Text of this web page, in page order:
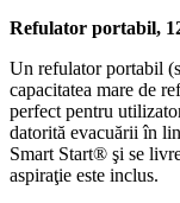
Refulator portabil,
Un refulator portabil
capacitatea mare de
perfect pentru
datorită evacuării în
Smart Start® şi se
aspiraţie este inclus.